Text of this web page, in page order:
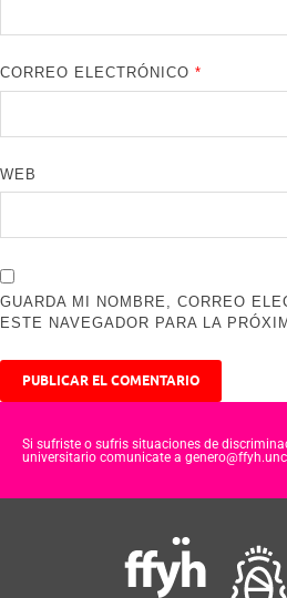
CORREO ELECTRÓNICO*
WEB
GUARDA MI NOMBRE, CORREO
ESTE NAVEGADOR PARA LA
Si sufriste o sufris situaciones de
universitario comunicate a